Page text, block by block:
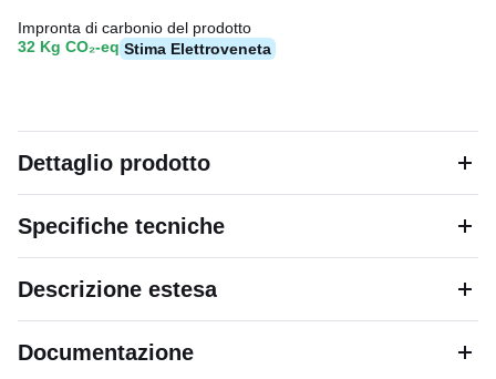
Impronta di carbonio del prodotto
32 Kg CO₂-eq Stima Elettroveneta
Dettaglio prodotto
Specifiche tecniche
Descrizione estesa
Documentazione